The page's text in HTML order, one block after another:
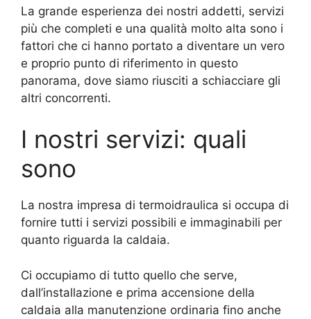
La grande esperienza dei nostri addetti, servizi
più che completi e una qualità molto alta sono i
fattori che ci hanno portato a diventare un vero
e proprio punto di riferimento in questo
panorama, dove siamo riusciti a schiacciare gli
altri concorrenti.
I nostri servizi: quali
sono
La nostra impresa di termoidraulica si occupa di
fornire tutti i servizi possibili e immaginabili per
quanto riguarda la caldaia.
Ci occupiamo di tutto quello che serve,
dall’installazione e prima accensione della
caldaia alla manutenzione ordinaria fino anche